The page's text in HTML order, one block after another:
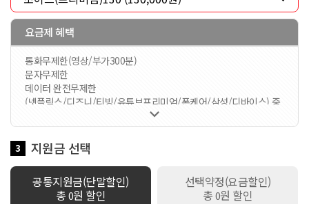
요금제 혜택
통화무제한(영상/부가300분)
문자무제한
데이터 완전무제한
(넷플릭스/디즈니/티빙/유튜브프리미엄/폰케어/삼성/디바이스) 중
1가지 선택 가능한 요금제입니다 / 멤버십VVIP / 공유데이터
100GB 제공 / 로밍데이터 1Mbps / 데이터쉐어링 1회선 무료 / 스
마트기기 2회선 무료 / 만 18세 이하 가입시 스쿨덤(공유데이터 2배
제공+안심박스)자동적용 / 만19세이상 ~ 만34세이하 가입시 Y덤(공
유데이터 2배 제공)자동적용

3 지원금 선택
공통지원금(단말할인)
총0원 할인
선택약정(요금할인)
총0원 할인